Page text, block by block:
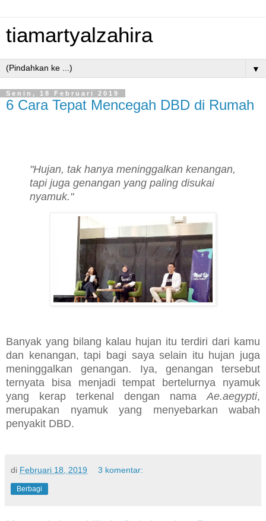
tiamartyalzahira
▼
Senin, 18 Februari 2019
6 Cara Tepat Mencegah DBD di Rumah
"Hujan, tak hanya meninggalkan kenangan,
tapi juga genangan yang paling disukai
nyamuk."
Banyak yang bilang kalau hujan itu terdiri dari kamu
dan kenangan, tapi bagi saya selain itu hujan juga
meninggalkan genangan. Iya, genangan tersebut
ternyata bisa menjadi tempat bertelurnya nyamuk
yang kerap terkenal dengan namaAe.aegypti,
merupakan nyamuk yang menyebarkan wabah
penyakit DBD.
di Februari 18, 2019 3 komentar:
Berbagi